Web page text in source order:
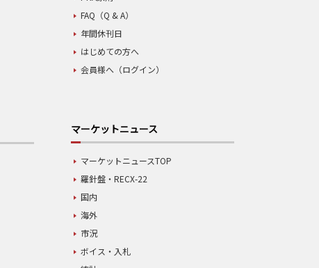
FAQ（Q & A）
年間休刊日
はじめての方へ
会員様へ（ログイン）
マーケットニュース
マーケットニュースTOP
羅針盤・RECX-22
国内
海外
市況
ボイス・入札